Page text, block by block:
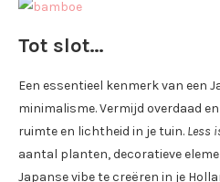
Tot slot…
Een essentieel kenmerk van een
minimalisme. Vermijd overdaad
ruimte en lichtheid in je tuin. Less
aantal planten, decoratieve
Japanse vibe te creëren in je